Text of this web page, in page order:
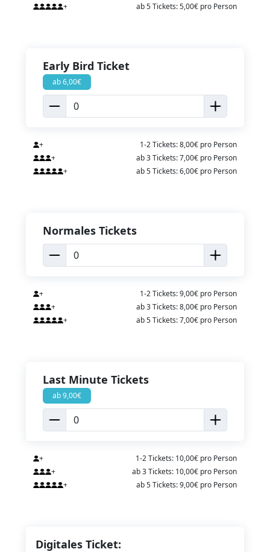
+
ab 5 Tickets: 5,00€ pro Person
Early Bird Ticket
ab 6,00€
+
1-2 Tickets: 8,00€ pro Person
+
ab 3 Tickets: 7,00€ pro Person
+
ab 5 Tickets: 6,00€ pro Person
Normales Tickets
+
1-2 Tickets: 9,00€ pro Person
+
ab 3 Tickets: 8,00€ pro Person
+
ab 5 Tickets: 7,00€ pro Person
Last Minute Tickets
ab 9,00€
+
1-2 Tickets: 10,00€ pro Person
+
ab 3 Tickets: 10,00€ pro Person
+
ab 5 Tickets: 9,00€ pro Person
Digitales Ticket: